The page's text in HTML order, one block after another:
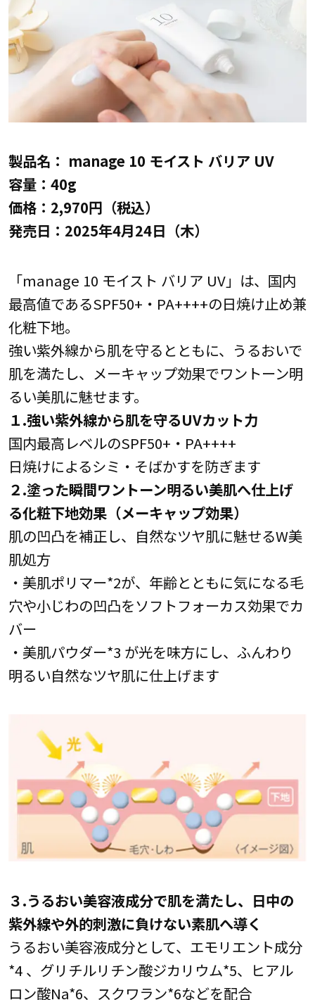
製品名： manage 10 モイスト バリア UV
容量：40g
価格：2,970円（税込）
発売日：2025年4月24日（木）
「manage 10 モイスト バリア UV」は、国内
最高値であるSPF50+・PA++++の日焼け止め兼
化粧下地。
強い紫外線から肌を守るとともに、うるおいで
肌を満たし、メーキャップ効果でワントーン明
るい美肌に魅せます。
１.強い紫外線から肌を守るUVカット力
国内最高レベルのSPF50+・PA++++
日焼けによるシミ・そばかすを防ぎます
２.塗った瞬間ワントーン明るい美肌へ仕上げ
る化粧下地効果（メーキャップ効果）
肌の凹凸を補正し、自然なツヤ肌に魅せるW美
肌処方
・美肌ポリマー*2が、年齢とともに気になる毛
穴や小じわの凹凸をソフトフォーカス効果でカ
バー
・美肌パウダー*3 が光を味方にし、ふんわり
明るい自然なツヤ肌に仕上げます
３.うるおい美容液成分で肌を満たし、日中の
紫外線や外的刺激に負けない素肌へ導く
うるおい美容液成分として、エモリエント成分
*4 、グリチルリチン酸ジカリウム*5、ヒアル
ロン酸Na*6、スクワラン*6などを配合